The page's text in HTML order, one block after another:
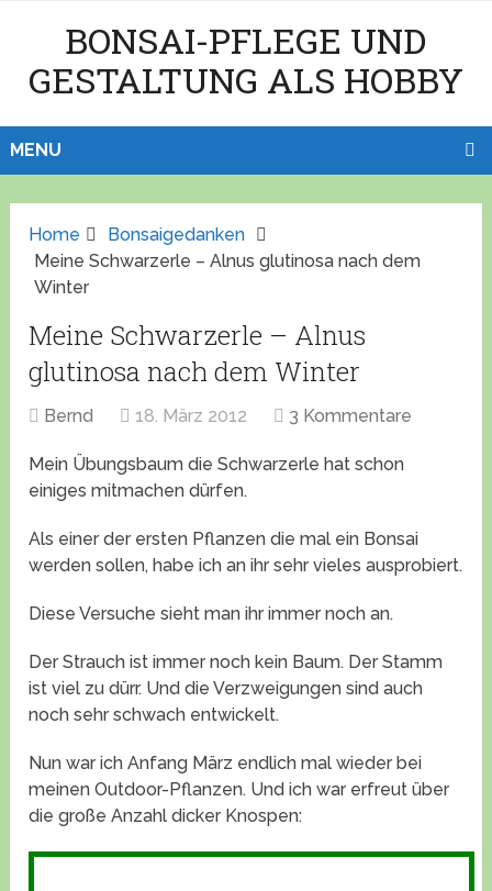
BONSAI-PFLEGE UND
GESTALTUNG ALS HOBBY
MENU
Home
Bonsaigedanken
Meine Schwarzerle – Alnus glutinosa nach dem
Winter
Meine Schwarzerle – Alnus
glutinosa nach dem Winter
Bernd 18. März 2012 3 Kommentare
Mein Übungsbaum die Schwarzerle hat schon
einiges mitmachen dürfen.
Als einer der ersten Pflanzen die mal ein Bonsai
werden sollen, habe ich an ihr sehr vieles ausprobiert.
Diese Versuche sieht man ihr immer noch an.
Der Strauch ist immer noch kein Baum. Der Stamm
ist viel zu dürr. Und die Verzweigungen sind auch
noch sehr schwach entwickelt.
Nun war ich Anfang März endlich mal wieder bei
meinen Outdoor-Pflanzen. Und ich war erfreut über
die große Anzahl dicker Knospen: